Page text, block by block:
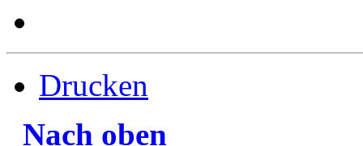
Drucken
Nach oben